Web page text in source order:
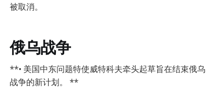
被取消。
俄乌战争
**• 美国中东问题特使威特科夫牵头起草旨在结束俄乌
战争的新计划。 **